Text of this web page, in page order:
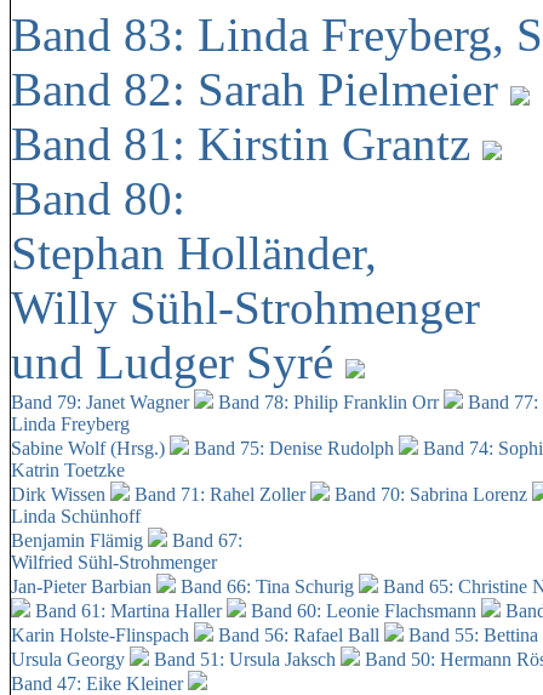
Band 83: Linda Freyberg,
Band 82: Sarah Pielmeier
Band 81: Kirstin Grantz
Band 80:
Stephan Holländer,
Willy Sühl-Strohmenger
und Ludger Syré
Band 79: Janet Wagner Band 78: Philip Franklin Orr
Band
Linda Freyberg
Sabine Wolf (Hrsg.)
Band 75: Denise Rudolph
Band 74:
Katrin Toetzke
Dirk Wissen
Band 71: Rahel Zoller
Band 70: Sabrina Lorenz
Linda Schünhoff
Benjamin Flämig
Band 67:
Wilfried Sühl-Strohmenger
Jan-Pieter Barbian
Band 66: Tina Schurig
Band 65: Christine
Band 61: Martina Haller
Band 60: Leonie Flachsmann
Karin Holste-Flinspach
Band 56: Rafael Ball
Band 55:
Ursula Georgy
Band 51: Ursula Jaksch Band 50: Hermann
Band 47: Eike Kleiner